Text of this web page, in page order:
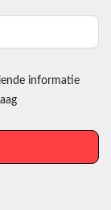
informatie